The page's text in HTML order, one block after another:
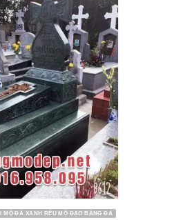
MỘ ĐÁ XANH RÊU MỘ ĐẠO BẰNG ĐÁ